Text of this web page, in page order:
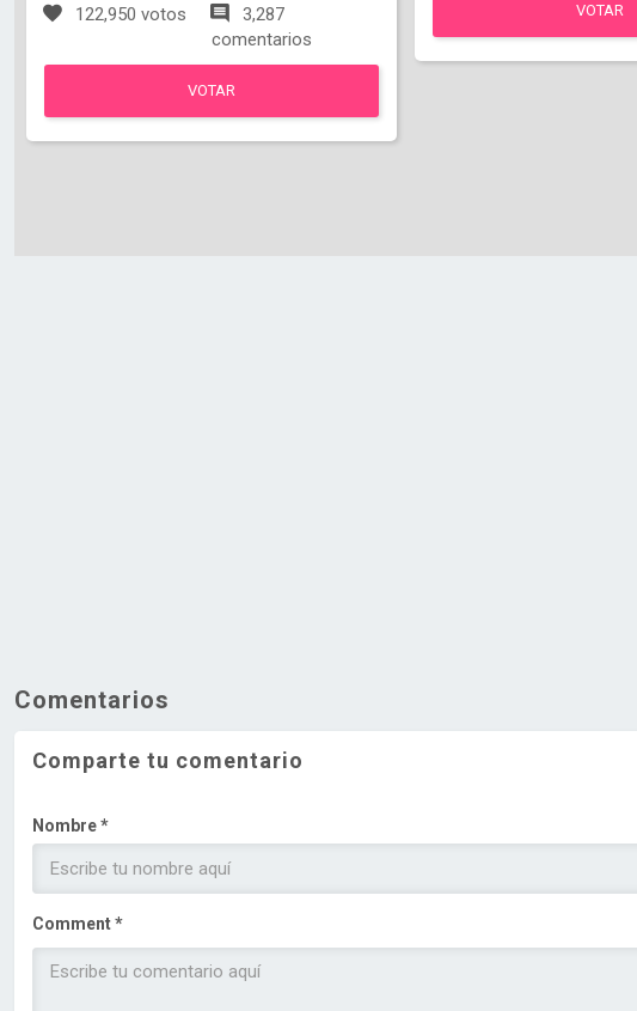
122,950 votos
3,287
comentarios
VOTAR
VOTAR
Comentarios
Comparte tu comentario
Nombre *
Comment *